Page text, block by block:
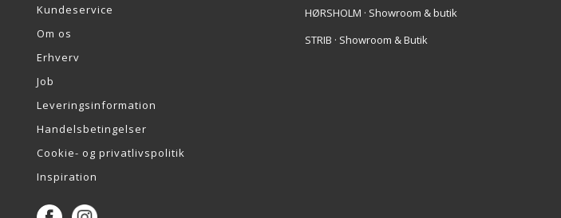
Kundeservice
Om os
Erhverv
Job
Leveringsinformation
Handelsbetingelser
Cookie- og privatlivspolitik
Inspiration
HØRSHOLM · Showroom & butik
STRIB · Showroom & Butik